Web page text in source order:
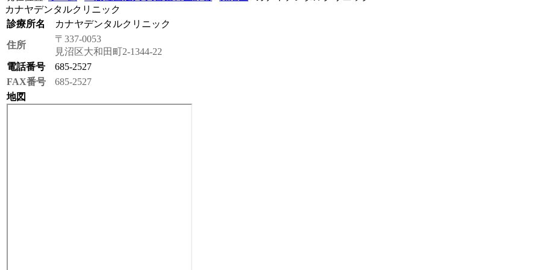
カナヤデンタルクリニック
診療所名
カナヤデンタルクリニック
住所
〒337-0053
見沼区大和田町2-1344-22
電話番号
685-2527
FAX番号
685-2527
地図